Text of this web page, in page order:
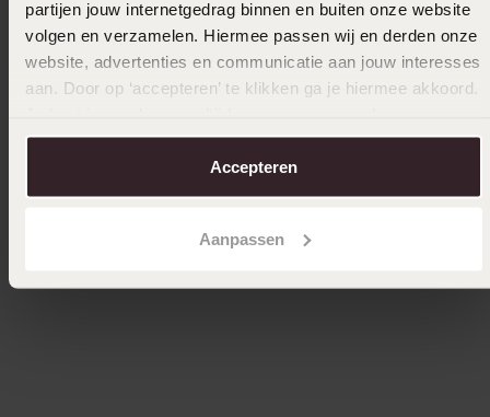
partijen jouw internetgedrag binnen en buiten onze website
volgen en verzamelen. Hiermee passen wij en derden onze
website, advertenties en communicatie aan jouw interesses
aan. Door op ‘accepteren’ te klikken ga je hiermee akkoord.
over in onscookiebeleid.
Accepteren
Aanpassen
-33% Bestseller